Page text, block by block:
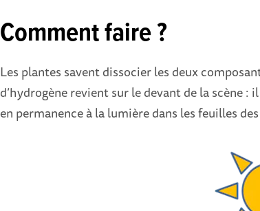
Comment faire ?
Les plantes savent dissocier les deux
d’hydrogène revient sur le devant de la scène
en permanence à la lumière dans les feuilles